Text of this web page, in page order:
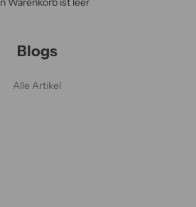
Blogs
Alle Artikel